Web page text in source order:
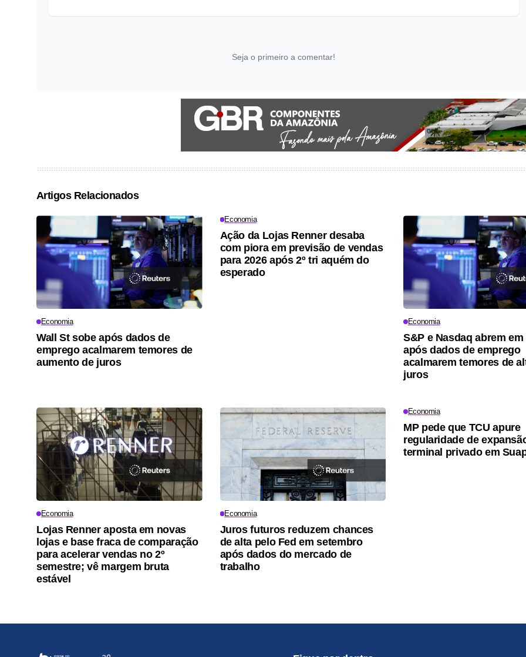
Seja o primeiro a comentar!
Artigos Relacionados
Economia
Wall St sobe após dados de
emprego acalmarem temores de
aumento de juros
Economia
Ação da Lojas Renner desaba
com piora em previsão de vendas
para 2026 após 2º tri aquém do
esperado
Economia
S&P e Nasdaq abrem em
após dados de emprego
acalmarem temores de
juros
Economia
Lojas Renner aposta em novas
lojas e base fraca de comparação
para acelerar vendas no 2º
semestre; vê margem bruta
estável
Economia
Juros futuros reduzem chances
de alta pelo Fed em setembro
após dados do mercado de
trabalho
Economia
MP pede que TCU apure
regularidade de
terminal privado em